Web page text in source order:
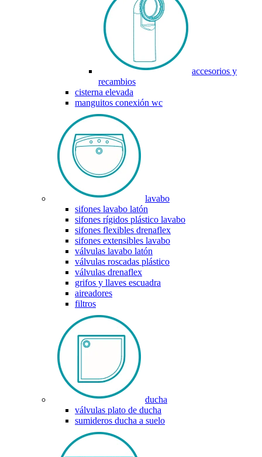
accesorios y
recambios
cisterna elevada
manguitos conexión wc
lavabo
sifones lavabo latón
sifones rígidos plástico lavabo
sifones flexibles drenaflex
sifones extensibles lavabo
válvulas lavabo latón
válvulas roscadas plástico
válvulas drenaflex
grifos y llaves escuadra
aireadores
filtros
ducha
válvulas plato de ducha
sumideros ducha a suelo